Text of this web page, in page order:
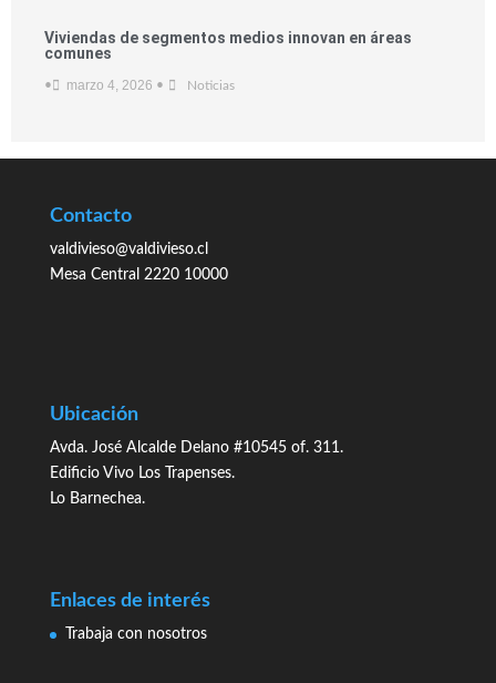
Viviendas de segmentos medios innovan en áreas
comunes
• marzo 4, 2026 • Noticias
Contacto
valdivieso@valdivieso.cl
Mesa Central 2220 10000
Ubicación
Avda. José Alcalde Delano #10545 of. 311.
Edificio Vivo Los Trapenses.
Lo Barnechea.
Enlaces de interés
Trabaja con nosotros